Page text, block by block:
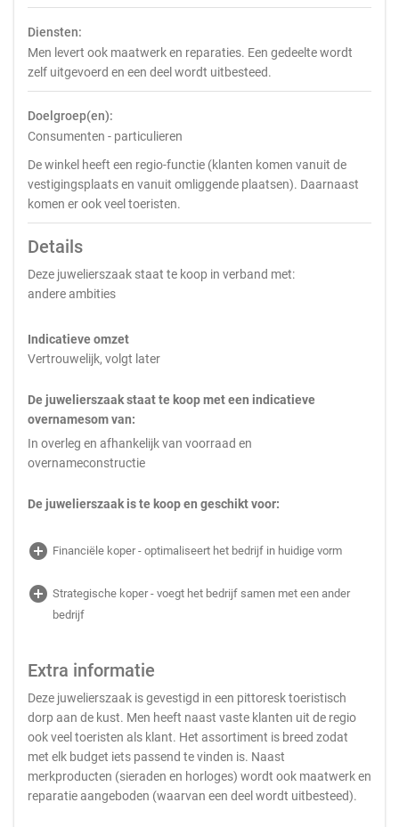
Diensten:
Men levert ook maatwerk en reparaties. Een gedeelte wordt
zelf uitgevoerd en een deel wordt uitbesteed.
Doelgroep(en):
Consumenten - particulieren
De winkel heeft een regio-functie (klanten komen vanuit de
vestigingsplaats en vanuit omliggende plaatsen). Daarnaast
komen er ook veel toeristen.
Details
Deze juwelierszaak staat te koop in verband met:
andere ambities
Indicatieve omzet
Vertrouwelijk, volgt later
De juwelierszaak staat te koop met een indicatieve
overnamesom van:
In overleg en afhankelijk van voorraad en
overnameconstructie
De juwelierszaak is te koop en geschikt voor:
add_circle Financiële koper - optimaliseert het bedrijf in huidige vorm
add_circle Strategische koper - voegt het bedrijf samen met een ander
bedrijf
Extra informatie
Deze juwelierszaak is gevestigd in een pittoresk toeristisch
dorp aan de kust. Men heeft naast vaste klanten uit de regio
ook veel toeristen als klant. Het assortiment is breed zodat
met elk budget iets passend te vinden is. Naast
merkproducten (sieraden en horloges) wordt ook maatwerk en
reparatie aangeboden (waarvan een deel wordt uitbesteed).